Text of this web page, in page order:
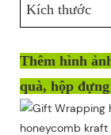
Kích thước
Thêm hình
quà, hộp